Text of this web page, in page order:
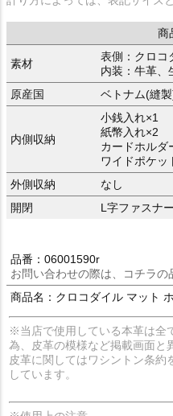
商
素材
表側：クロコ
内装：牛革、
原産国
ベトナム(縫
内側収納
小銭入れ×1
紙幣入れ×2
カードホルダ
ワイドポケッ
外側収納
なし
開閉
L字ファスナ
品番：06001590r
お問い合わせの際は、コチラの
商品名：クロコダイル マット
※当店で使用している本革は全
為、皮革の模様など掲載画面と
皮革に関してはワシントン条約
しています。